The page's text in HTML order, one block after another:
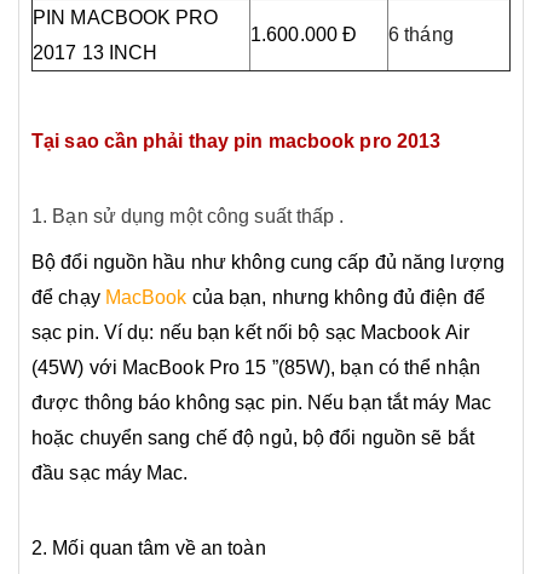
PIN MACBOOK PRO
2017 13 INCH
1.600.000 Đ 6 tháng
Tại sao cần phải thay pin macbook pro 2013
1. Bạn sử dụng một công suất thấp .
Bộ đổi nguồn hầu như không cung cấp đủ năng lượng
để chạy MacBook của bạn, nhưng không đủ điện để
sạc pin. Ví dụ: nếu bạn kết nối bộ sạc Macbook Air
(45W) với MacBook Pro 15 ”(85W), bạn có thể nhận
được thông báo không sạc pin. Nếu bạn tắt máy Mac
hoặc chuyển sang chế độ ngủ, bộ đổi nguồn sẽ bắt
đầu sạc máy Mac.
2. Mối quan tâm về an toàn